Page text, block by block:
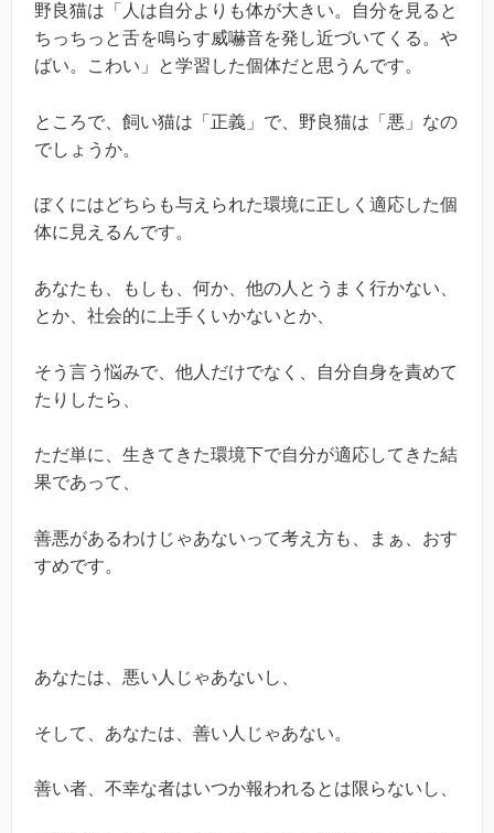
野良猫は「人は自分よりも体が大きい。自分を見ると
ちっちっと舌を鳴らす威嚇音を発し近づいてくる。や
ばい。こわい」と学習した個体だと思うんです。
ところで、飼い猫は「正義」で、野良猫は「悪」なの
でしょうか。
ぼくにはどちらも与えられた環境に正しく適応した個
体に見えるんです。
あなたも、もしも、何か、他の人とうまく行かない、
とか、社会的に上手くいかないとか、
そう言う悩みで、他人だけでなく、自分自身を責めて
たりしたら、
ただ単に、生きてきた環境下で自分が適応してきた結
果であって、
善悪があるわけじゃあないって考え方も、まぁ、おす
すめです。
あなたは、悪い人じゃあないし、
そして、あなたは、善い人じゃあない。
善い者、不幸な者はいつか報われるとは限らないし、